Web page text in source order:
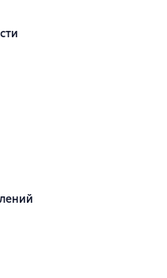
4,8 на основе 690 оценок
4,8 на основе 569 оценок